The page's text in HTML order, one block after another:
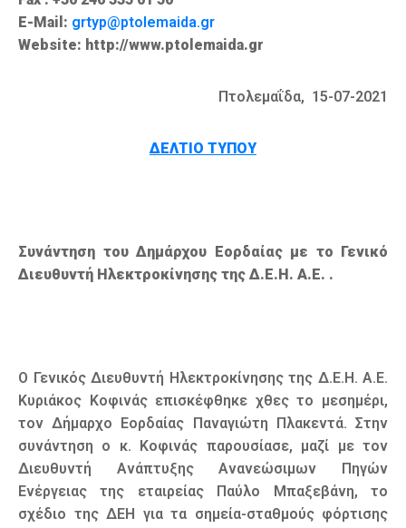
E-Mail: grtyp@ptolemaida.gr
Website: http://www.ptolemaida.gr
Πτολεμαΐδα, 15-07-2021
ΔΕΛΤΙΟ ΤΥΠΟΥ
Συνάντηση του Δημάρχου Εορδαίας με το Γενικό
Διευθυντή Ηλεκτροκίνησης της Δ.Ε.Η. Α.Ε. .
Ο Γενικός Διευθυντή Ηλεκτροκίνησης της Δ.Ε.Η. Α.Ε.
Κυριάκος Κοφινάς επισκέφθηκε χθες το μεσημέρι,
τον Δήμαρχο Εορδαίας Παναγιώτη Πλακεντά. Στην
συνάντηση ο κ. Κοφινάς παρουσίασε, μαζί με τον
Διευθυντή Ανάπτυξης Ανανεώσιμων Πηγών
Ενέργειας της εταιρείας Παύλο Μπαξεβάνη, το
σχέδιο της ΔΕΗ για τα σημεία-σταθμούς φόρτισης